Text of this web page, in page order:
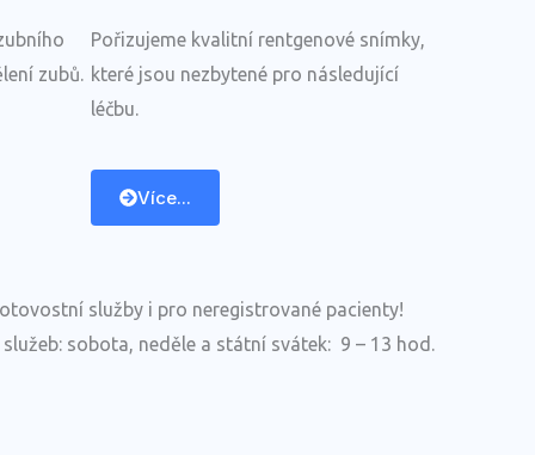
zubů.
Pořizujeme kvalitní rentgenové snímky,
které jsou nezbytené pro následující
léčbu.
Více...
služby i pro neregistrované pacienty!
sobota, neděle a státní svátek: 9 – 13 hod.